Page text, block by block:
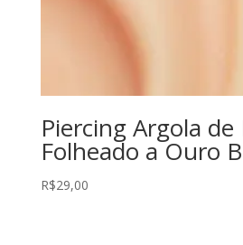
Piercing Argola de
Folheado a Ouro
R$29,00